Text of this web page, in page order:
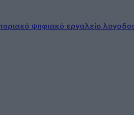
ψηφιακό εργαλείο